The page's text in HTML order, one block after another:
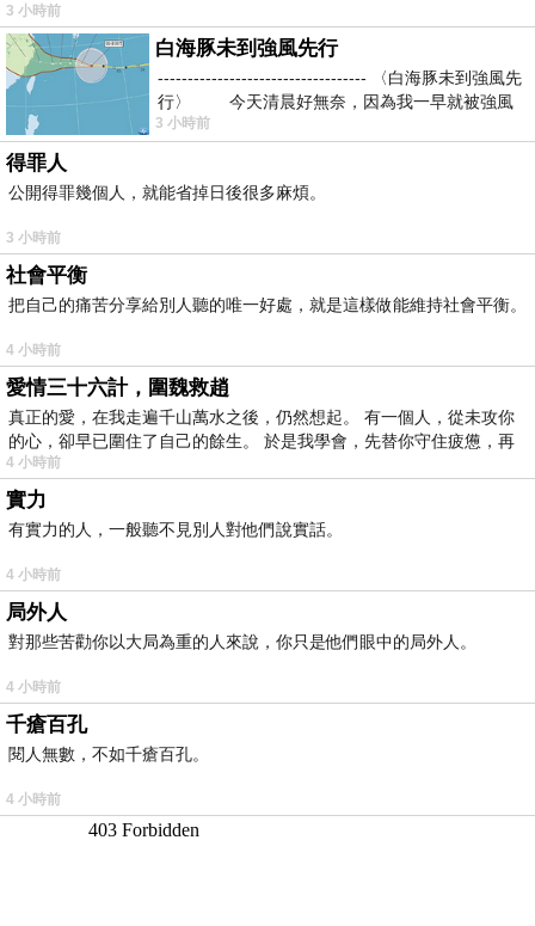
3 小時前
白海豚未到強風先行
----------------------------------- 〈白海豚未到強風先
行〉 今天清晨好無奈，因為我一早就被強風
3 小時前
得罪人
公開得罪幾個人，就能省掉日後很多麻煩。
3 小時前
社會平衡
把自己的痛苦分享給別人聽的唯一好處，就是這樣做能維持社會平衡。
4 小時前
愛情三十六計，圍魏救趙
真正的愛，在我走遍千山萬水之後，仍然想起。 有一個人，從未攻你
的心，卻早已圍住了自己的餘生。 於是我學會，先替你守住疲憊，再
4 小時前
實力
有實力的人，一般聽不見別人對他們說實話。
4 小時前
局外人
對那些苦勸你以大局為重的人來說，你只是他們眼中的局外人。
4 小時前
千瘡百孔
閱人無數，不如千瘡百孔。
4 小時前